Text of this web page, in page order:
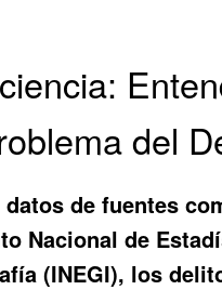
del
datos de fuentes
Nacional de
(INEGI), los